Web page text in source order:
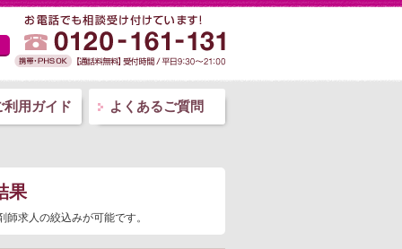
利用ガイド よくあるご質問
果
求人の絞込みが可能です。